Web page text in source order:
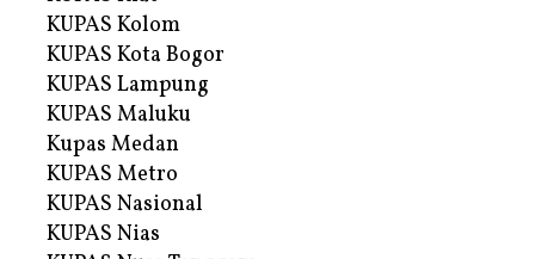
KUPAS Kolom
KUPAS Kota Bogor
KUPAS Lampung
KUPAS Maluku
Kupas Medan
KUPAS Metro
KUPAS Nasional
KUPAS Nias